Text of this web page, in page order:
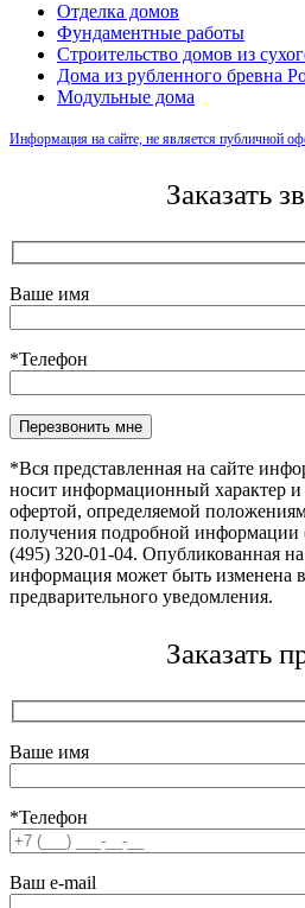
Отделка домов
Фундаментные работы
Строительство домов из
Дома из рубленного бревна
Модульные дома
Информация на сайте, не является публичной
Заказать
Ваше имя
*Телефон
Оставьте это поле пустым.
*Вся представленная на сайте
носит информационный характер и
офертой, определяемой
получения подробной информации
(495) 320-01-04. Опубликованная
информация может быть изменена
предварительного уведомления.
Заказать
Ваше имя
*Телефон
Ваш e-mail